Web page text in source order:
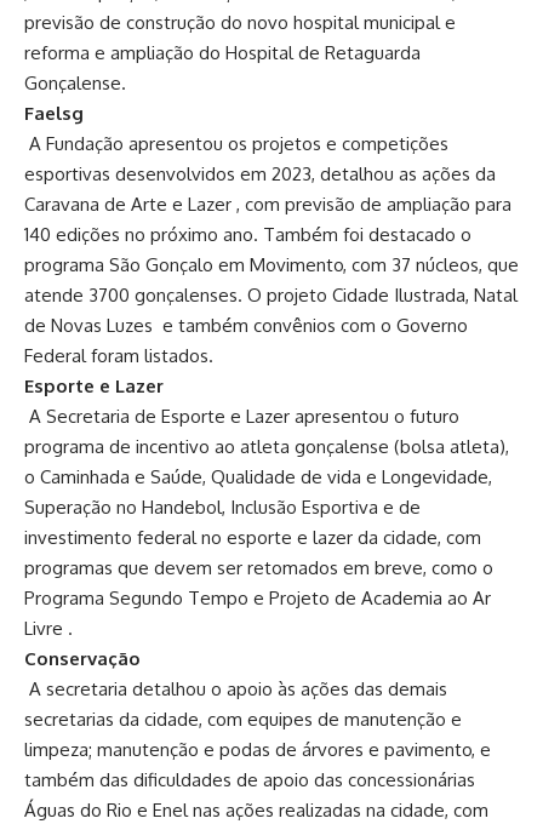
previsão de construção do novo hospital municipal e
reforma e ampliação do Hospital de Retaguarda
Gonçalense.
Faelsg
A Fundação apresentou os projetos e competições
esportivas desenvolvidos em 2023, detalhou as ações da
Caravana de Arte e Lazer , com previsão de ampliação para
140 edições no próximo ano. Também foi destacado o
programa São Gonçalo em Movimento, com 37 núcleos, que
atende 3700 gonçalenses. O projeto Cidade Ilustrada, Natal
de Novas Luzes e também convênios com o Governo
Federal foram listados.
Esporte e Lazer
A Secretaria de Esporte e Lazer apresentou o futuro
programa de incentivo ao atleta gonçalense (bolsa atleta),
o Caminhada e Saúde, Qualidade de vida e Longevidade,
Superação no Handebol, Inclusão Esportiva e de
investimento federal no esporte e lazer da cidade, com
programas que devem ser retomados em breve, como o
Programa Segundo Tempo e Projeto de Academia ao Ar
Livre .
Conservação
A secretaria detalhou o apoio às ações das demais
secretarias da cidade, com equipes de manutenção e
limpeza; manutenção e podas de árvores e pavimento, e
também das dificuldades de apoio das concessionárias
Águas do Rio e Enel nas ações realizadas na cidade, com